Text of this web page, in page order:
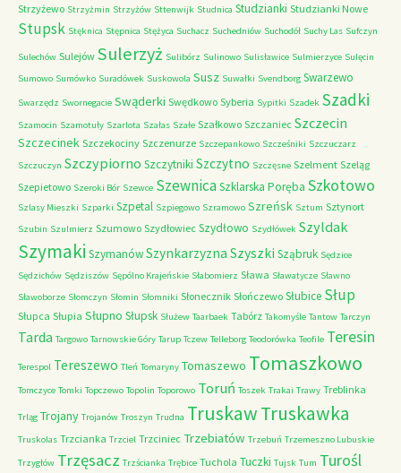
Strzyżewo Strzyżmin Strzyżów Sttenwijk Studnica Studzianki Studzianki Nowe
Stupsk Stęknica Stępnica Stężyca Suchacz Suchedniów Suchodół Suchy Las Sufczyn
Sulechów Sulejów Sulerzyż Sulibórz Sulinowo Sulisławice Sulmierzyce Sulęcin
Sumowo Sumówko Suradówek Suskowola Susz Suwałki Svendborg Swarzewo
Swarzędz Swornegacie Swąderki Swędkowo Syberia Sypitki Szadek Szadki
Szamocin Szamotuły Szarlota Szałas Szałe Szałkowo Szczaniec Szczecin
Szczecinek Szczekociny Szczenurze Szczepankowo Szcześniki Szczuczarz
Szczuczyn Szczypiorno Szczytniki Szczytno Szczęsne Szelment Szeląg
Szepietowo Szeroki Bór Szewce SzewnicaSzklarska Poręba Szkotowo
Szlasy Mieszki Szparki Szpetal Szpiegowo Szramowo Szreńsk Sztum Sztynort
Szubin Szulmierz Szumowo Szydłowiec Szydłowo Szydłówek Szyldak
Szymaki SzymanówSzynkarzyzna Szyszki Sząbruk Sędzice
Sędzichów Sędziszów Sępólno Krajeńskie Słabomierz Sława Sławatycze Sławno
Sławoborze Słomczyn Słomin Słomniki Słonecznik Słończewo Słubice Słup
Słupca Słupia Słupno Słupsk Służew Taarbaek Tabórz Takomyśle Tantow Tarczyn
Tarda Targowo Tarnowskie Góry Tarup Tczew Telleborg Teodorówka Teofile Teresin
Terespol Tereszewo Tleń Tomaryny Tomaszewo Tomaszkowo
Tomczyce Tomki Topczewo Topolin Toporowo Toruń Toszek Trakai Trawy Treblinka
Trląg Trojany Trojanów Troszyn Trudna TruskawTruskawka
Truskolas Trzcianka Trzciel Trzciniec Trzebiatów Trzebuń Trzemeszno Lubuskie
Trzygłów Trzęsacz Trzścianka Trębice Tuchola Tuczki Tujsk Tum Turośl